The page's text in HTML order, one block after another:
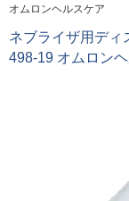
オムロンヘルスケア
ネブライザ用ディ
498-19 オムロン